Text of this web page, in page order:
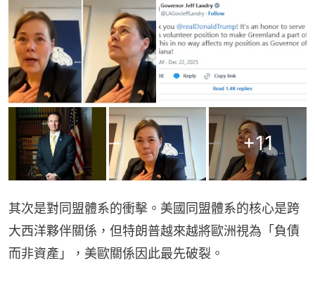
+11
其次是對同盟體系的衝擊。美國同盟體系的核心是跨
大西洋夥伴關係，但特朗普越來越將歐洲視為「負債
而非資產」，美歐關係因此最先破裂。